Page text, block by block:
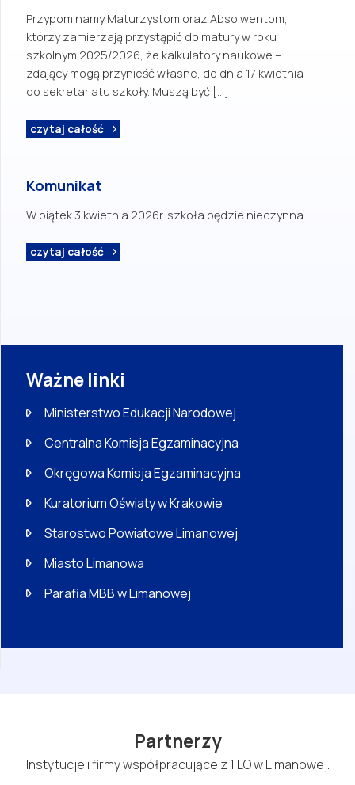
Przypominamy Maturzystom oraz Absolwentom,
którzy zamierzają przystąpić do matury w roku
szkolnym 2025/2026, że kalkulatory naukowe –
zdający mogą przynieść własne, do dnia 17 kwietnia
do sekretariatu szkoły. Muszą być […]
czytaj całość
Komunikat
W piątek 3 kwietnia 2026r. szkoła będzie nieczynna.
czytaj całość
Ważne linki
Ministerstwo Edukacji Narodowej
Centralna Komisja Egzaminacyjna
Okręgowa Komisja Egzaminacyjna
Kuratorium Oświaty w Krakowie
Starostwo Powiatowe Limanowej
Miasto Limanowa
Parafia MBB w Limanowej
Partnerzy
Instytucje i firmy współpracujące z 1 LO w Limanowej.